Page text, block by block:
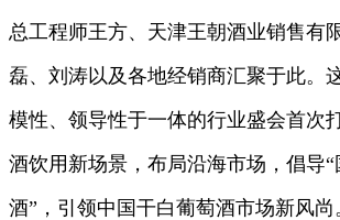
总工程师王方、天津王朝酒业销售有
磊、刘涛以及各地经销商汇聚于此。
模性、领导性于一体的行业盛会首次
酒饮用新场景，布局沿海市场，倡导
酒”，引领中国干白葡萄酒市场新风尚